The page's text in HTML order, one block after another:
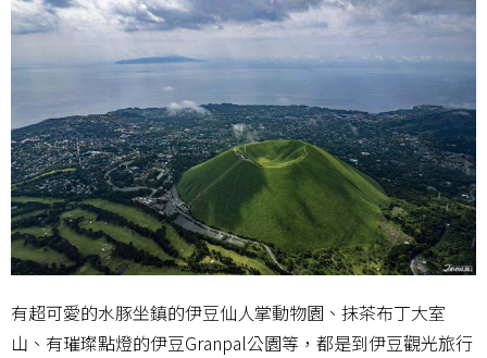
有超可愛的水豚坐鎮的伊豆仙人掌動物園、抹茶布丁大室
山、有璀璨點燈的伊豆Granpal公園等，都是到伊豆觀光旅行